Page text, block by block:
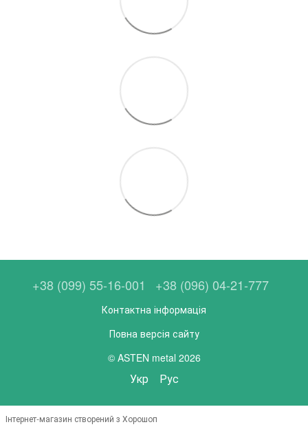
+38 (099) 55-16-001 +38 (096) 04-21-777
Контактна інформація
Повна версія сайту
© ASTEN metal 2026
Укр Рус
Інтернет-магазин створений з Хорошоп